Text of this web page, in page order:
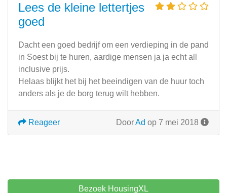
Lees de kleine lettertjes
goed
Dacht een goed bedrijf om een verdieping in de pand
in Soest bij te huren, aardige mensen ja ja echt all
inclusive prijs.
Helaas blijkt het bij het beeindigen van de huur toch
anders als je de borg terug wilt hebben.
DoorAd op 7 mei 2018
Reageer
Bezoek HousingXL